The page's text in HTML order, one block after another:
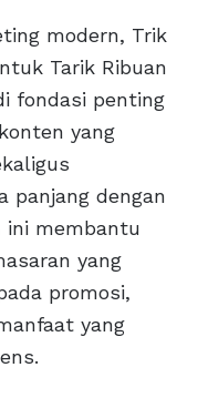
modern, Trik
Tarik Ribuan
fondasi penting
yang
panjang dengan
ini membantu
yang
promosi,
yang